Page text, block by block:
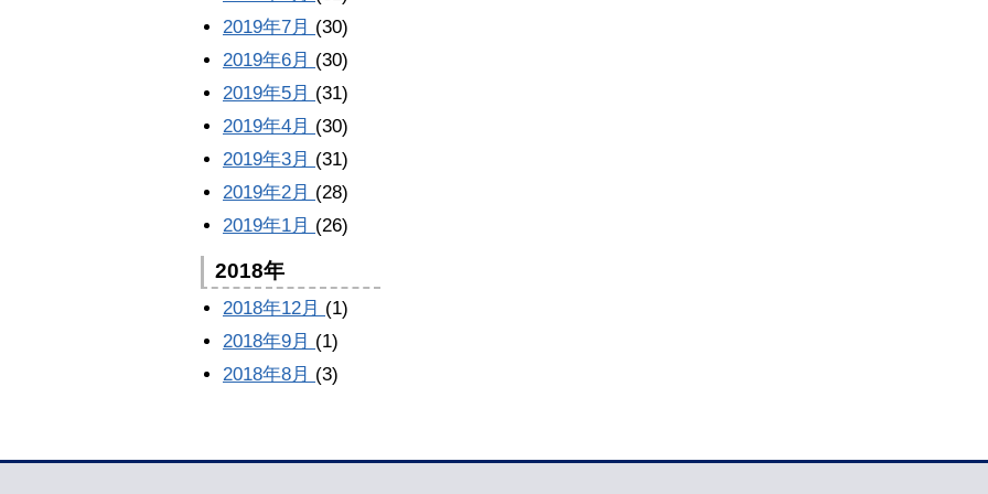
2019年7月 (30)
2019年6月 (30)
2019年5月 (31)
2019年4月 (30)
2019年3月 (31)
2019年2月 (28)
2019年1月 (26)
2018年
2018年12月 (1)
2018年9月 (1)
2018年8月 (3)